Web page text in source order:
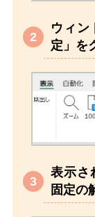
ウィン
定」を
表示さ
固定の